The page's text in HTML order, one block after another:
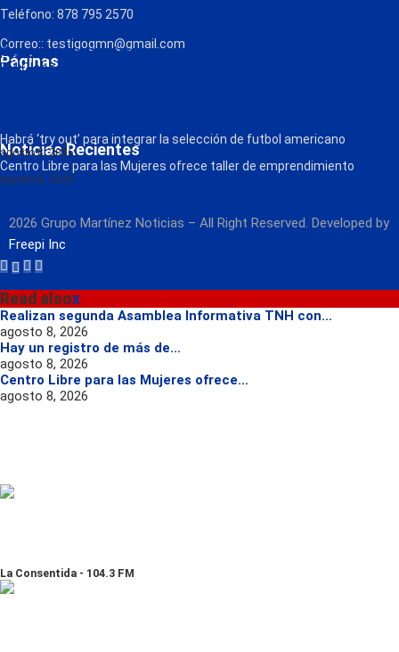
Teléfono: 878 795 2570
Correo:: testigogmn@gmail.com
Páginas
¡Descarga nuestra App!
FM Globo
Radio
Noticias Recientes
Habrá ‘try out’ para integrar la selección de futbol americano
agosto 8, 2026
Centro Libre para las Mujeres ofrece taller de emprendimiento
agosto 8, 2026
2026 Grupo Martínez Noticias – All Right Reserved. Developed by
Freepi Inc
Read alsox
Realizan segunda Asamblea Informativa TNH con...
agosto 8, 2026
Hay un registro de más de...
agosto 8, 2026
Centro Libre para las Mujeres ofrece...
agosto 8, 2026
La Consentida - 104.3 FM